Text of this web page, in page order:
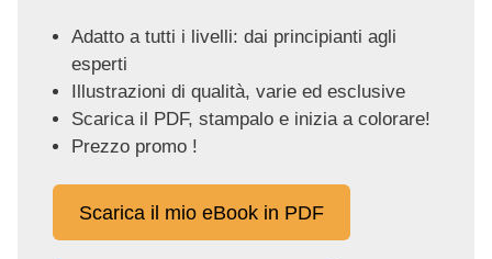
Adatto a tutti i livelli: dai principianti agli
esperti
Illustrazioni di qualità, varie ed esclusive
Scarica il PDF, stampalo e inizia a colorare!
Prezzo promo !
Scarica il mio eBook in PDF